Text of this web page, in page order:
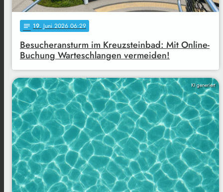
notes 19. Juni 2026 06:29
Besucheransturm im Kreuzsteinbad: Mit Online-
Buchung Warteschlangen vermeiden!
KI generiert